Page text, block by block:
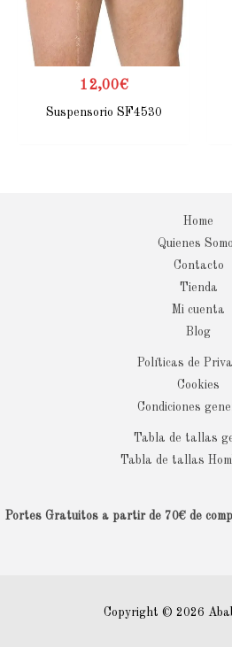
12,00€
Suspensorio SF4530
Home
Quienes
Contacto
Tienda
Mi cuenta
Blog
Políticas de
Cookies
Condiciones
Tabla de tallas
Tabla de tallas
Portes Gratuitos a partir de 70€ de
Copyright © 2026